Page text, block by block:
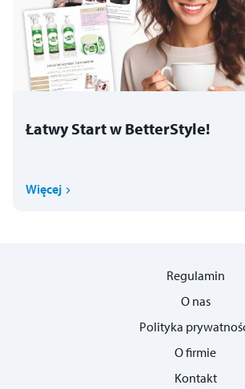
Łatwy Start w BetterStyle!
Więcej
Regulamin
O nas
Polityka
O firmie
Kontakt